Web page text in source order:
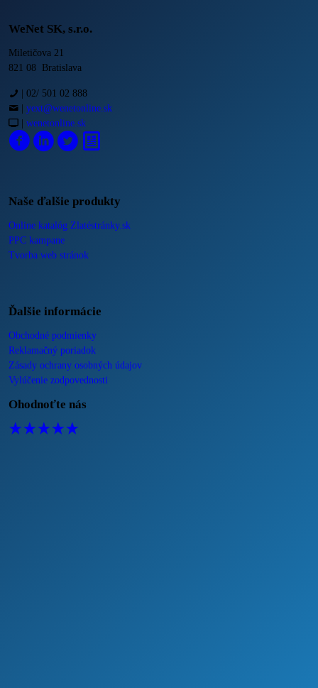
WeNet SK, s.r.o.
Miletičova 21
821 08 Bratislava
| 02/ 501 02 888
| yext@wenetonline.sk
| wenetonline.sk
Naše ďalšie produkty
Online katalóg Zlatéstránky.sk
PPC kampane
Tvorba web stránok
Ďalšie informácie
Obchodné podmienky
Reklamačný poriadok
Zásady ochrany osobných údajov
Vylúčenie zodpovednosti
Ohodnoťte nás